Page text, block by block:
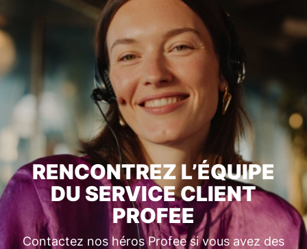
RENCONTREZ L’ÉQUIPE
DU SERVICE CLIENT
PROFEE
Contactez nos héros Profee si vous avez des